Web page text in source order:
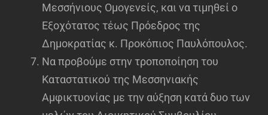
Μεσσήνιους Ομογενείς, και να τιμηθεί ο
Εξοχότατος τέως Πρόεδρος της
Δημοκρατίας κ. Προκόπιος Παυλόπουλος.
Να προβούμε στην τροποποίηση του
Καταστατικού της Μεσσηνιακής
Αμφικτυονίας με την αύξηση κατά δυο των